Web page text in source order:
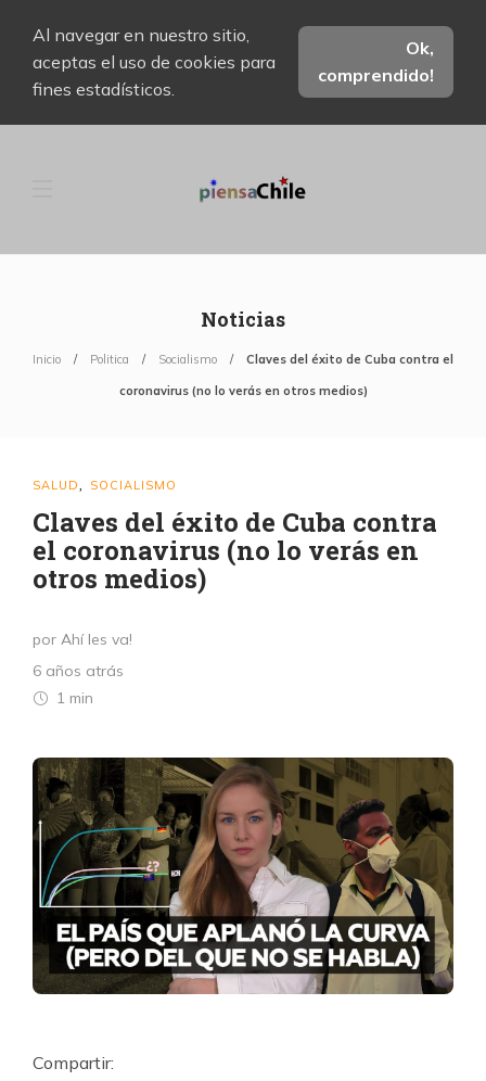
Al navegar en nuestro sitio,
aceptas el uso de cookies para
fines estadísticos.
Ok,
comprendido!
Noticias
Inicio Politica Socialismo Claves del éxito de Cuba contra el
coronavirus (no lo verás en otros medios)
SALUD SOCIALISMO
Claves del éxito de Cuba contra
el coronavirus (no lo verás en
otros medios)
por Ahí les va!
6 años atrás
1 min
Compartir: